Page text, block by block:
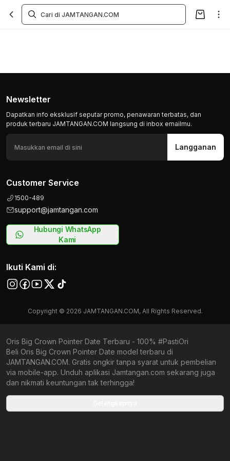
Newsletter
Dapatkan info eksklusif seputar promo, penawaran terbatas, dan
produk terbaru JAMTANGAN.COM langsung di inbox emailmu.
Langganan
Customer Service
1500-489
support@jamtangan.com
Hubungi WhatsApp
Kami
Ikuti Kami di:
Copyright © 2026 JAMTANGAN.COM, All Rights Reserved.
Oris Big Crown Pointer Date Terbaru - 100% #PastiOri
Beli Oris Big Crown Pointer Date model terbaru di
JAMTANGAN.COM. Gratis ongkir tanpa syarat untuk pembelian
via mobile-app. Unduh aplikasi Jamtangan.com sekarang juga
dan nikmati keuntungan tak terhingga!
Oris Special Edition